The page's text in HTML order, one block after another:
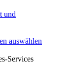
und
auswählen
Services